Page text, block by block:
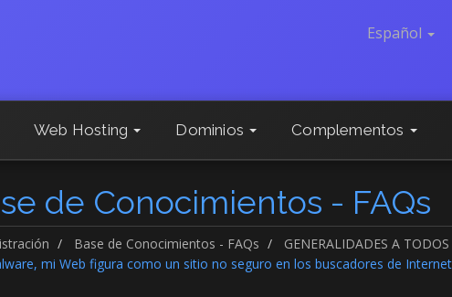
Español
Web Hosting Dominios Complementos
de Conocimientos - FAQs
Base de Conocimientos - FAQs GENERALIDADES A TODOS
mi Web figura como un sitio no seguro en los buscadores de